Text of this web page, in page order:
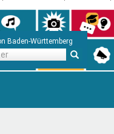
Baden-Württemberg